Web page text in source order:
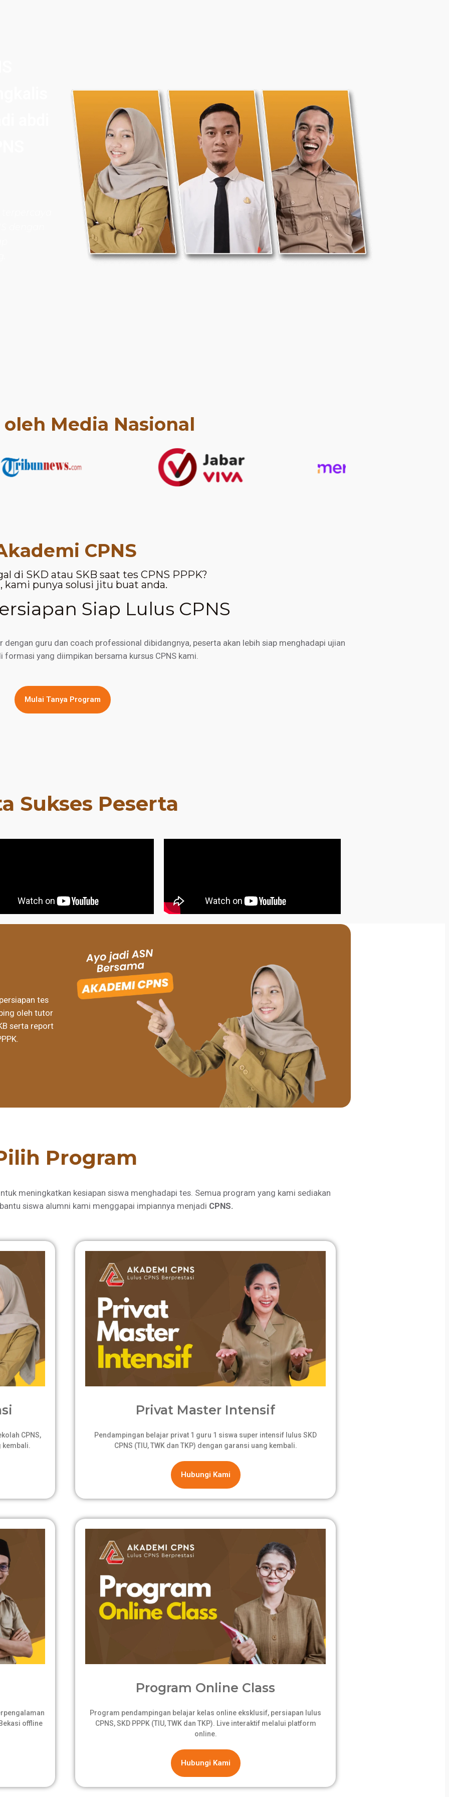
Media Nasional
CPNS
di SKD atau SKB saat tes CPNS PPPK?
kami punya solusi jitu buat anda.
Siap Lulus CPNS
guru dan coach professional dibidangnya, peserta akan lebih siap menghadapi ujian
formasi yang diimpikan bersama kursus CPNS kami.
Mulai Tanya Program
Sukses Peserta
tes
oleh tutor
serta report
Program
meningkatkan kesiapan siswa menghadapi tes. Semua program yang kami sediakan
siswa alumni kami menggapai impiannya menjadi CPNS.
CPNS,
kembali.
Privat Master Intensif
Pendampingan belajar privat 1 guru 1 siswa super intensif lulus SKD
CPNS (TIU, TWK dan TKP) dengan garansi uang kembali.
Hubungi Kami
offline
Program Online Class
Program pendampingan belajar kelas online eksklusif, persiapan lulus
CPNS, SKD PPPK (TIU, TWK dan TKP). Live interaktif melalui platform
online.
Hubungi Kami